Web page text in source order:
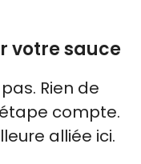
votre sauce
Rien de
compte.
alliée ici.